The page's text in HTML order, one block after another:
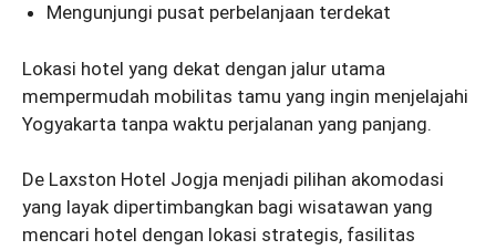
Mengunjungi pusat perbelanjaan terdekat
Lokasi hotel yang dekat dengan jalur utama
mempermudah mobilitas tamu yang ingin menjelajahi
Yogyakarta tanpa waktu perjalanan yang panjang.
De Laxston Hotel Jogja menjadi pilihan akomodasi
yang layak dipertimbangkan bagi wisatawan yang
mencari hotel dengan lokasi strategis, fasilitas